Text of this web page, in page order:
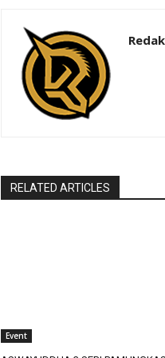
RELATED ARTICLES
Event